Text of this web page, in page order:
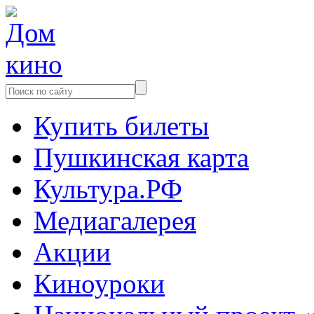
Купить билеты
Пушкинская карта
Культура.РФ
Медиагалерея
Акции
Киноуроки